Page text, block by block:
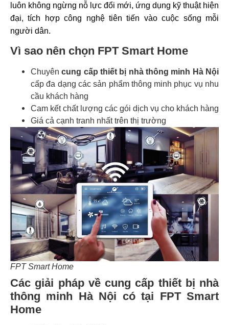
luôn không ngừng nỗ lực đổi mới, ứng dụng kỹ thuật hiện
đại, tích hợp công nghệ tiên tiến vào cuộc sống mỗi
người dân.
Vì sao nên chọn FPT Smart Home
Chuyêncung cấp thiết bị nhà thông minh Hà Nội
cấp đa dạng các sản phẩm thông minh phục vụ nhu
cầu khách hàng
Cam kết chất lượng các gói dịch vụ cho khách hàng
Giá cả cạnh tranh nhất trên thị trường
FPT Smart Home
Các giải pháp về cung cấp thiết bị nhà
thông minh Hà Nội có tại FPT Smart
Home